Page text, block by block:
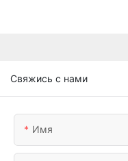
Свяжись с нами
Имя